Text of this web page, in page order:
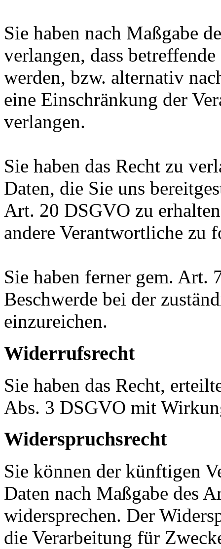
Sie haben nach Maßgabe
verlangen, dass
werden, bzw. alternativ
eine Einschränkung der
verlangen.
Sie haben das Recht zu
Daten, die Sie uns
Art. 20 DSGVO zu
andere Verantwortliche zu
Sie haben ferner gem. Art.
Beschwerde bei der
einzureichen.
Widerrufsrecht
Sie haben das Recht,
Abs. 3 DSGVO mit
Widerspruchsrecht
Sie können der künftigen
Daten nach Maßgabe des
widersprechen. Der
die Verarbeitung für